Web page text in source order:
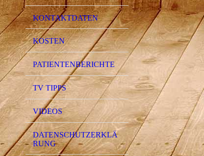
KONTAKTDATEN
KOSTEN
PATIENTENBERICHTE
TV TIPPS
VIDEOS
DATENSCHUTZERKLÄ
RUNG